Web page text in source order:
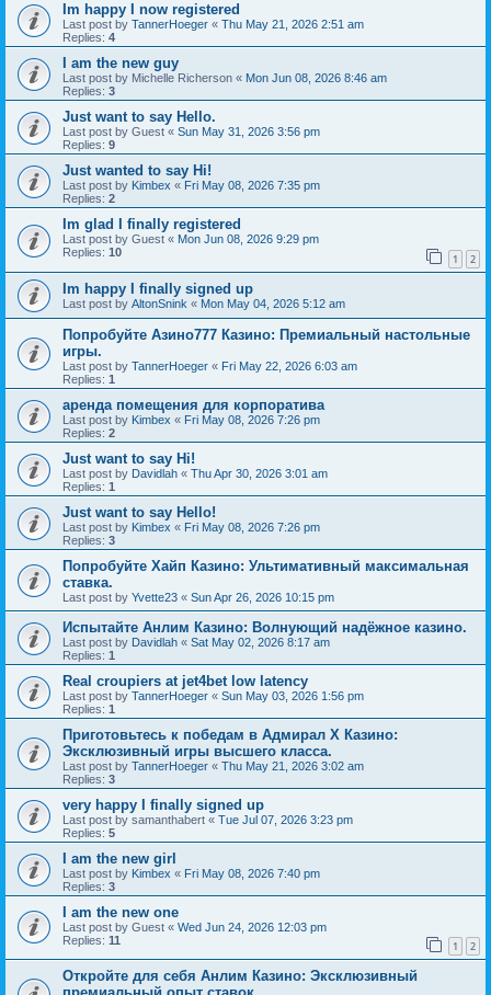
Im happy I now registered
Last post by TannerHoeger « Thu May 21, 2026 2:51 am
Replies: 4
I am the new guy
Last post by Michelle Richerson « Mon Jun 08, 2026 8:46 am
Replies: 3
Just want to say Hello.
Last post by Guest « Sun May 31, 2026 3:56 pm
Replies: 9
Just wanted to say Hi!
Last post by Kimbex « Fri May 08, 2026 7:35 pm
Replies: 2
Im glad I finally registered
Last post by Guest « Mon Jun 08, 2026 9:29 pm
Replies: 10 1 2
Im happy I finally signed up
Last post by AltonSnink « Mon May 04, 2026 5:12 am
Попробуйте Азино777 Казино: Премиальный настольные
игры.
Last post by TannerHoeger « Fri May 22, 2026 6:03 am
Replies: 1
аренда помещения для корпоратива
Last post by Kimbex « Fri May 08, 2026 7:26 pm
Replies: 2
Just want to say Hi!
Last post by Davidlah « Thu Apr 30, 2026 3:01 am
Replies: 1
Just want to say Hello!
Last post by Kimbex « Fri May 08, 2026 7:26 pm
Replies: 3
Попробуйте Хайп Казино: Ультимативный максимальная
ставка.
Last post by Yvette23 « Sun Apr 26, 2026 10:15 pm
Испытайте Анлим Казино: Волнующий надёжное казино.
Last post by Davidlah « Sat May 02, 2026 8:17 am
Replies: 1
Real croupiers at jet4bet low latency
Last post by TannerHoeger « Sun May 03, 2026 1:56 pm
Replies: 1
Приготовьтесь к победам в Адмирал Х Казино:
Эксклюзивный игры высшего класса.
Last post by TannerHoeger « Thu May 21, 2026 3:02 am
Replies: 3
very happy I finally signed up
Last post by samanthabert « Tue Jul 07, 2026 3:23 pm
Replies: 5
I am the new girl
Last post by Kimbex « Fri May 08, 2026 7:40 pm
Replies: 3
I am the new one
Last post by Guest « Wed Jun 24, 2026 12:03 pm
Replies: 11 1 2
Откройте для себя Анлим Казино: Эксклюзивный